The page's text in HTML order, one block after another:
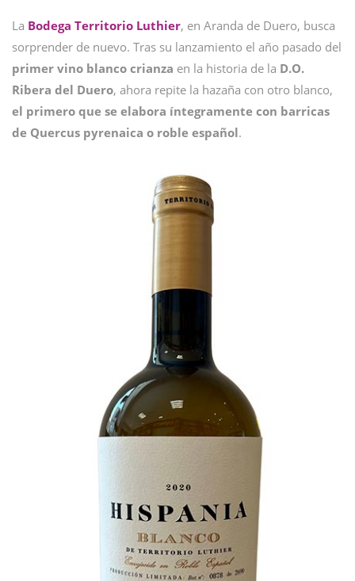
La Bodega Territorio Luthier, en Aranda de Duero, busca
sorprender de nuevo. Tras su lanzamiento el año pasado del
primer vino blanco crianza en la historia de la D.O.
Ribera del Duero, ahora repite la hazaña con otro blanco,
el primero que se elabora íntegramente con barricas
de Quercus pyrenaica o roble español.